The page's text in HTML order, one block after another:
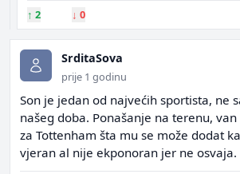
↑ 2 ↓ 0
SrditaSova
prije 1 godinu
Son je jedan od najvećih sportista, ne
našeg doba. Ponašanje na terenu,
za Tottenham šta mu se može dodat
vjeran al nije ekponoran jer ne osvaja.